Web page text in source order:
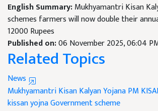
English Summary:Mukhyamantri Kisan
schemes farmers will now double their
12000 Rupees
Published on:06 November 2025, 06:04
Related Topics
News
Mukhyamantri Kisan Kalyan YojanaPM
kissan yojnaGovernment scheme